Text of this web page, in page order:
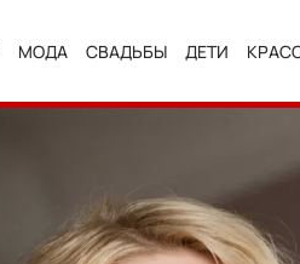
МОДА СВАДЬБЫ ДЕТИ